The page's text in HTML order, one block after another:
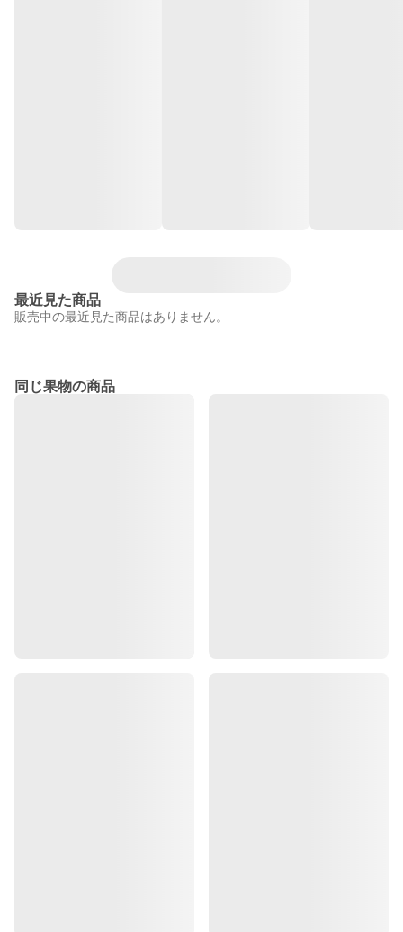
最近見た商品
販売中の最近見た商品はありません。
同じ果物の商品